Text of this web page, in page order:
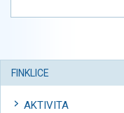
FINKLICE
AKTIVITA